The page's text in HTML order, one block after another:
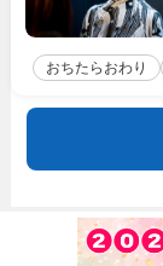
おちたらおわり